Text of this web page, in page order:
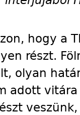
hogy a
részt.
olyan
adott